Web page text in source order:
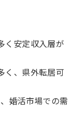
く安定収入層が
く、県外転居可
婚活市場での需